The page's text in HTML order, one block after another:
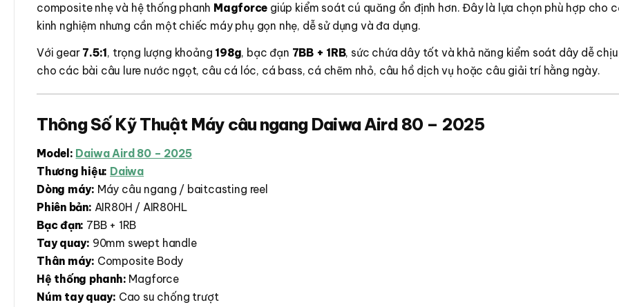
composite nhẹ và hệ thống phanh Magforce giúp kiểm soát cú quăng ổn định hơn. Đây là lựa chọn phù hợp
kinh nghiệm nhưng cần một chiếc máy phụ gọn nhẹ, dễ sử dụng và đa dụng.
Với gear 7.5:1, trọng lượng khoảng 198g, bạc đạn 7BB + 1RB, sức chứa dây tốt và khả năng kiểm soát dây dễ
cho các bài câu lure nước ngọt, câu cá lóc, cá bass, cá chẽm nhỏ, câu hồ dịch vụ hoặc câu giải trí hằng ngày.
Thông Số Kỹ Thuật Máy câu ngang Daiwa Aird 80 – 2025
Model: Daiwa Aird 80 – 2025
Thương hiệu: Daiwa
Dòng máy: Máy câu ngang / baitcasting reel
Phiên bản: AIR80H / AIR80HL
Bạc đạn: 7BB + 1RB
Tay quay: 90mm swept handle
Thân máy: Composite Body
Hệ thống phanh: Magforce
Núm tay quay: Cao su chống trượt